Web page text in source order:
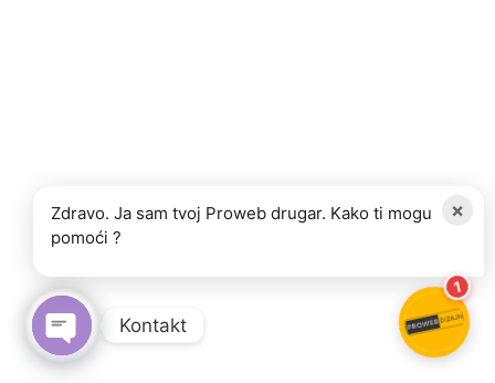
Kontakt
×
Zdravo. Ja sam tvoj Proweb drugar. Kako ti mogu
pomoći ?
1